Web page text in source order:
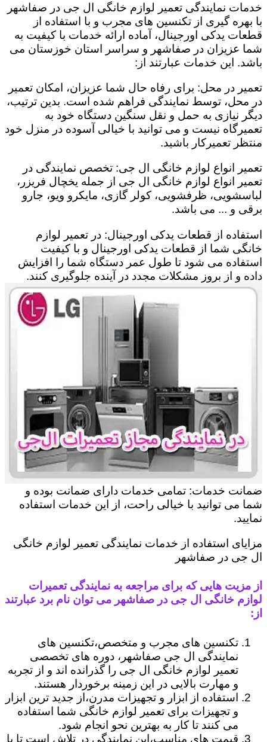
خدمات نمایندگی تعمیر لوازم خانگی ال جی در صفاشهر
با بهره گیری از تکنسین های مجرب و با استفاده از
قطعات یدکی اورجینال، آماده ارائه خدمات با کیفیت به
شما عزیزان در صفاشهر و سراسر استان خوزستان می
باشد. این خدمات عبارتند از:
تعمیر در محل: برای رفاه حال شما عزیزان، امکان تعمیر
در محل، توسط نمایندگی فراهم شده است. بدین ترتیب،
دیگر نیازی به حمل و نقل سنگین دستگاه خود به
تعمیرگاه نیست و می توانید با خیالی آسوده در منزل خود
منتظر تعمیرکار باشید.
تعمیر انواع لوازم خانگی ال جی: تخصص نمایندگی در
تعمیر انواع لوازم خانگی ال جی از جمله یخچال فریزر،
لباسشویی، ظرفشویی، کولر گازی، مایکرو ویو، جارو
برقی و ... می باشد.
استفاده از قطعات یدکی اورجینال: در تعمیر لوازم
خانگی شما از قطعات یدکی اورجینال و با کیفیت
استفاده می شود تا طول عمر دستگاه شما را افزایش
داده و از بروز مشکلات مجدد در آینده جلوگیری کنند.
ضمانت خدمات: تمامی خدمات دارای ضمانت بوده و
شما می توانید با خیالی راحت، از این خدمات استفاده
نمایید.
مزایای استفاده از خدمات نمایندگی تعمیر لوازم خانگی
ال جی در صفاشهر
از مزیت هایی که برای مراجعه به نمایندگی تعمیرات
لوازم خانگی ال جی در صفاشهر می توان نام برد عبارتند
از:
تکنسین های مجرب و متخصص،تکنسین های
نمایندگی ال جی صفاشهر، دوره های تخصصی
تعمیر لوازم خانگی ال جی را گذرانده اند و از تجربه
و مهارت بالایی در این زمینه برخوردار هستند.
استفاده از ابزار و تجهیزات مدرن،از جدید ترین ابزار
و تجهیزات برای تعمیر لوازم خانگی شما استفاده
می کنند تا کار به بهترین نحو انجام شود.
قیمت های مناسب،این نمایندگی در تلاش است تا با